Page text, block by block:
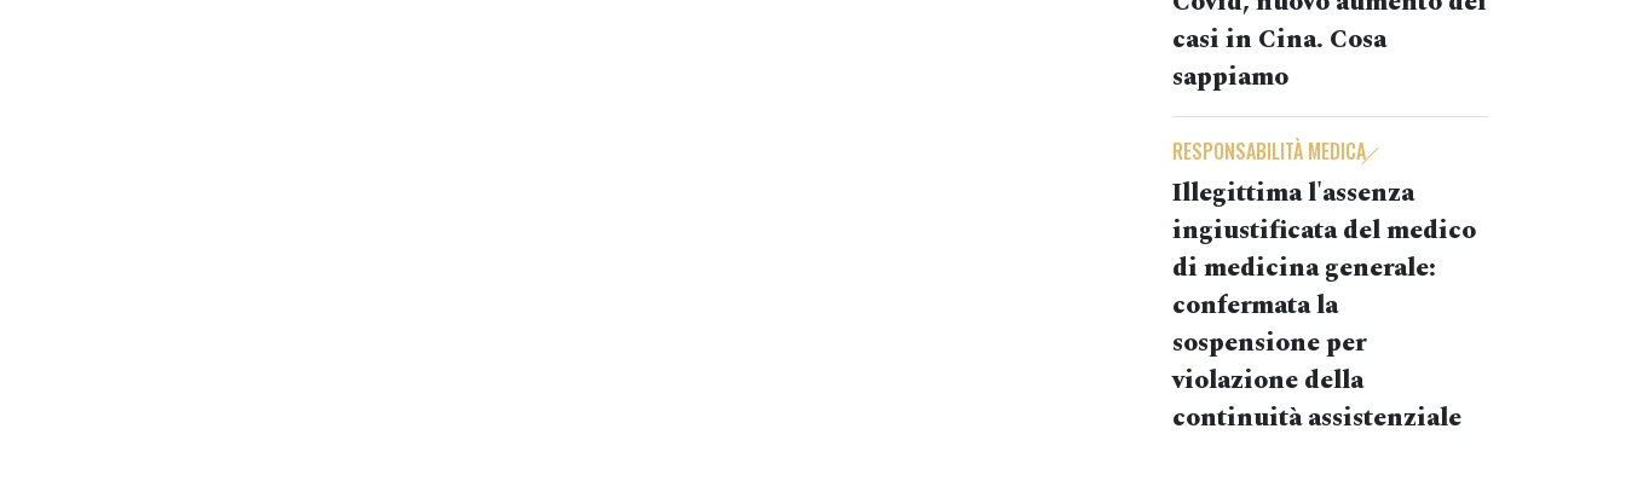
casi in Cina. Cosa
sappiamo
RESPONSABILITÀ MEDICA
Illegittima l'assenza
ingiustificata del medico
di medicina generale:
confermata la
sospensione per
violazione della
continuità assistenziale